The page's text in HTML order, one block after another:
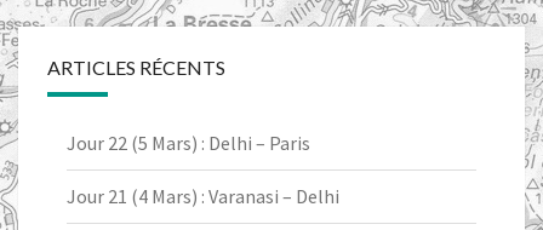
ARTICLES RÉCENTS
Jour 22 (5 Mars) : Delhi – Paris
Jour 21 (4 Mars) : Varanasi – Delhi